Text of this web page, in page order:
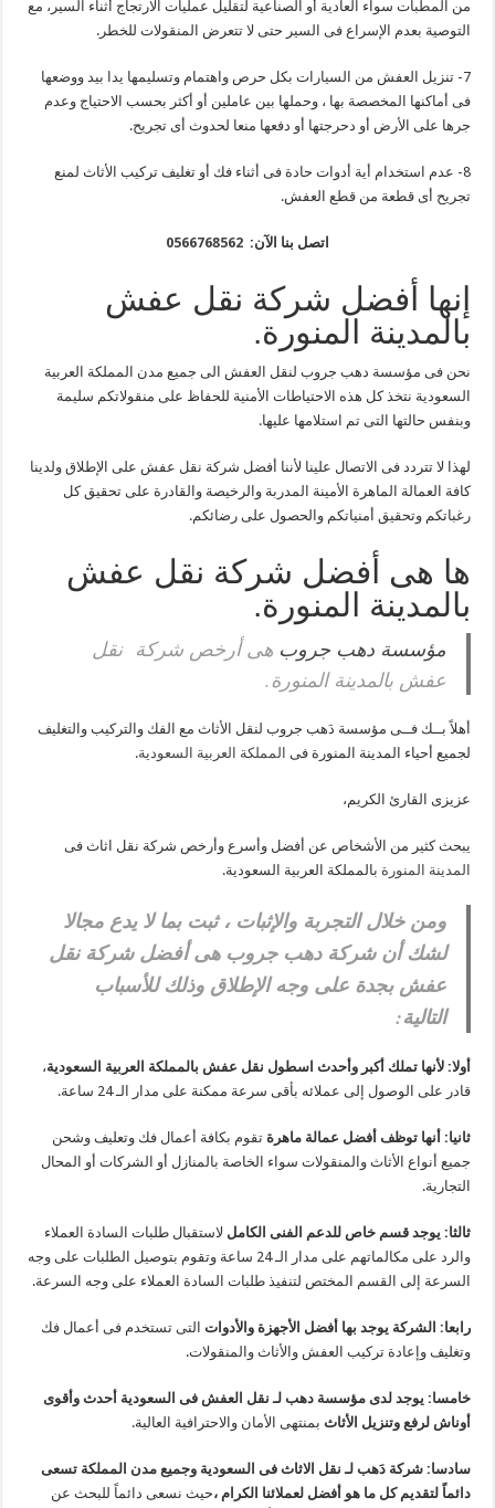
من المطبات سواء العادية أو الصناعية لتقليل عمليات الارتجاج أثناء السير، مع
التوصية بعدم الإسراع فى السير حتى لا تتعرض المنقولات للخطر.
7- تنزيل العفش من السيارات بكل حرص واهتمام وتسليمها يدا بيد ووضعها
فى أماكنها المخصصة بها ، وحملها بين عاملين أو أكثر بحسب الاحتياج وعدم
جرها على الأرض أو دحرجتها أو دفعها منعا لحدوث أى تجريح.
8- عدم استخدام أية أدوات حادة فى أثناء فك أو تغليف تركيب الأثاث لمنع
تجريح أى قطعة من قطع العفش.
اتصل بنا الآن: 0566768562
إنها أفضل شركة نقل عفش
بالمدينة المنورة.
نحن فى مؤسسة دهب جروب لنقل العفش الى جميع مدن المملكة العربية
السعودية نتخذ كل هذه الاحتياطات الأمنية للحفاظ على منقولاتكم سليمة
وبنفس حالتها التى تم استلامها عليها.
لهذا لا تتردد فى الاتصال علينا لأننا أفضل شركة نقل عفش على الإطلاق ولدينا
كافة العمالة الماهرة الأمينة المدربة والرخيصة والقادرة على تحقيق كل
رغباتكم وتحقيق أمنياتكم والحصول على رضائكم.
ها هى أفضل شركة نقل عفش
بالمدينة المنورة.
مؤسسة دهب جروب هى أرخص شركة نقل
عفش بالمدينة المنورة.
أهلاً بــك فــى مؤسسة دَهب جروب لنقل الأثاث مع الفك والتركيب والتغليف
لجميع أحياء المدينة المنورة فى المملكة العربية السعودية.
عزيزى القارئ الكريم،
يبحث كثير من الأشخاص عن أفضل وأسرع وأرخص شركة نقل اثاث فى
المدينة المنورة بالمملكة العربية السعودية.
ومن خلال التجربة والإثبات ، ثبت بما لا يدع مجالا
لشك أن شركة دهب جروب هى أفضل شركة نقل
عفش بجدة على وجه الإطلاق وذلك للأسباب
التالية:
أولا: لأنها تملك أكبر وأحدث اسطول نقل عفش بالمملكة العربية السعودية،
قادر على الوصول إلى عملائه بأقى سرعة ممكنة على مدار الـ 24 ساعة.
ثانيا: أنها توظف أفضل عمالة ماهرة تقوم بكافة أعمال فك وتعليف وشحن
جميع أنواع الأثاث والمنقولات سواء الخاصة بالمنازل أو الشركات أو المحال
التجارية.
ثالثا: يوجد قسم خاص للدعم الفنى الكامل لاستقبال طلبات السادة العملاء
والرد على مكالماتهم على مدار الـ 24 ساعة وتقوم بتوصيل الطلبات على وجه
السرعة إلى القسم المختص لتنفيذ طلبات السادة العملاء على وجه السرعة.
رابعا: الشركة يوجد بها أفضل الأجهزة والأدوات التى تستخدم فى أعمال فك
وتغليف وإعادة تركيب العفش والأثاث والمنقولات.
خامسا: يوجد لدى مؤسسة دهب لـ نقل العفش فى السعودية أحدث وأقوى
أوناش لرفع وتنزيل الأثاث بمنتهى الأمان والاحترافية العالية.
سادسا: شركة دَهب لـ نقل الاثاث فى السعودية وجميع مدن المملكة تسعى
دائماً لتقديم كل ما هو أفضل لعملائنا الكرام ،حيث نسعى دائماً للبحث عن